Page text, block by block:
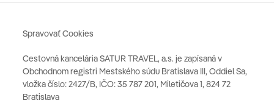
Cestovná kancelária SATUR TRAVEL, a.s. je zapísaná v
Obchodnom registri Mestského súdu Bratislava III, Oddiel Sa,
vložka číslo: 2427/B, IČO: 35 787 201, Miletičova 1, 824 72
Bratislava
Spravovať Cookies